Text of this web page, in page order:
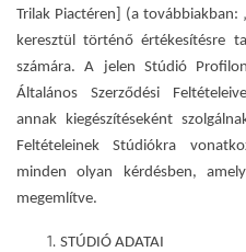
Trilak Piactéren] (a
keresztül történő értékesítésre
számára. A jelen Stúdió
Általános Szerződési
annak kiegészítéseként
Feltételeinek Stúdiókra
minden olyan kérdésben,
megemlítve.
STÚDIÓ ADATAI